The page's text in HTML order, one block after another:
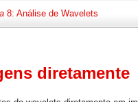
8: Análise de Wavelets
diretamente